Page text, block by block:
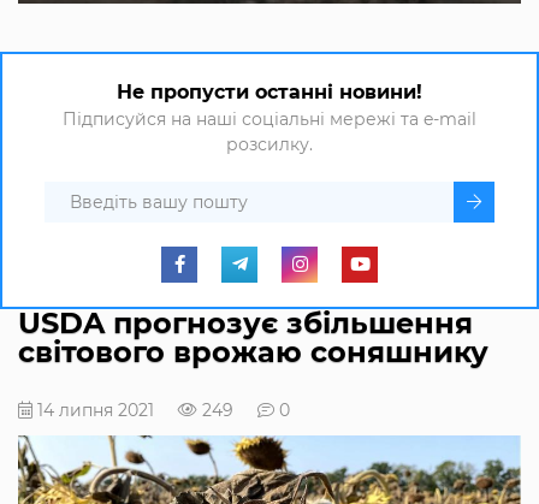
Не пропусти останні новини!
Підписуйся на наші соціальні мережі та e-mail
розсилку.
USDA прогнозує збільшення
світового врожаю соняшнику
14 липня 2021 249 0